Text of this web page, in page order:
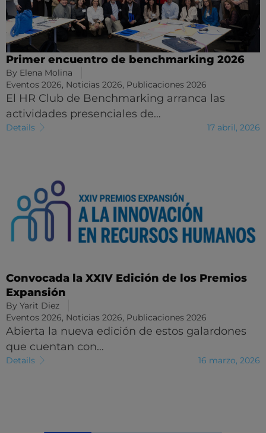
Primer encuentro de benchmarking 2026
By Elena Molina
Eventos 2026, Noticias 2026, Publicaciones 2026
El HR Club de Benchmarking arranca las
actividades presenciales de…
Details 17 abril, 2026
Convocada la XXIV Edición de los Premios
Expansión
By Yarit Diez
Eventos 2026, Noticias 2026, Publicaciones 2026
Abierta la nueva edición de estos galardones
que cuentan con…
Details 16 marzo, 2026